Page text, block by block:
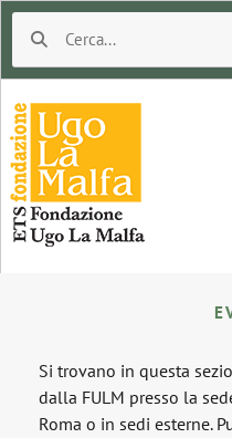
Si trovano in questa
dalla FULM presso la
Roma o in sedi esterne.